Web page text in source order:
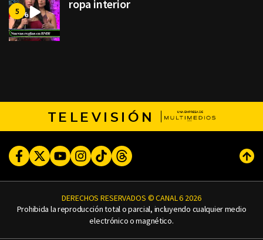
ropa interior
TELEVISIÓN
FacebookTwitterYoutubeInstagram
TikTokThreads
DERECHOS RESERVADOS © CANAL 6 2026
Prohibida la reproducción total o parcial, incluyendo cualquier medio
electrónico o magnético.